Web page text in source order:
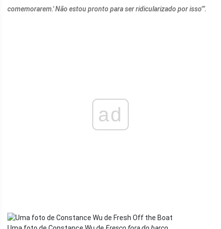
comemorarem.' Não estou pronto para ser ridicularizado por isso'”.
ad